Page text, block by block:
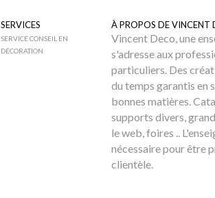
SERVICES
SERVICE CONSEIL EN
DÉCORATION
À PROPOS DE VINCENT
Vincent Deco, une
s'adresse aux
particuliers. Des
du temps garantis en
bonnes matières.
supports divers,
le web, foires ..
nécessaire pour être
clientèle.